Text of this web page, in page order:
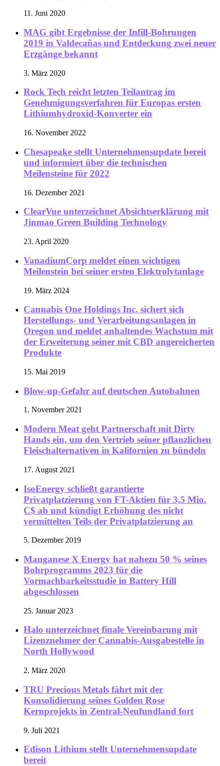
11. Juni 2020
MAG gibt Ergebnisse der Infill-Bohrungen
2019 in Valdecañas und Entdeckung zwei neuer
Erzgänge bekannt
3. März 2020
Rock Tech reicht letzten Teilantrag im
Genehmigungsverfahren für Europas ersten
Lithiumhydroxid-Konverter ein
16. November 2022
Chesapeake stellt Unternehmensupdate bereit
und informiert über die technischen
Meilensteine für 2022
16. Dezember 2021
ClearVue unterzeichnet Absichtserklärung mit
Jinmao Green Building Technology
23. April 2020
VanadiumCorp meldet einen wichtigen
Meilenstein bei seiner ersten Elektrolytanlage
19. März 2024
Cannabis One Holdings Inc. sichert sich
Herstellungs- und Verarbeitungsanlagen in
Oregon und meldet anhaltendes Wachstum mit
der Erweiterung seiner mit CBD angereicherten
Produkte
15. Mai 2019
Blow-up-Gefahr auf deutschen Autobahnen
1. November 2021
Modern Meat geht Partnerschaft mit Dirty
Hands ein, um den Vertrieb seiner pflanzlichen
Fleischalternativen in Kalifornien zu bündeln
17. August 2021
IsoEnergy schließt garantierte
Privatplatzierung von FT-Aktien für 3,5 Mio.
C$ ab und kündigt Erhöhung des nicht
vermittelten Teils der Privatplatzierung an
5. Dezember 2019
Manganese X Energy hat nahezu 50 % seines
Bohrprogramms 2023 für die
Vormachbarkeitsstudie in Battery Hill
abgeschlossen
25. Januar 2023
Halo unterzeichnet finale Vereinbarung mit
Lizenznehmer der Cannabis-Ausgabestelle in
North Hollywood
2. März 2020
TRU Precious Metals fährt mit der
Konsolidierung seines Golden Rose
Kernprojekts in Zentral-Neufundland fort
9. Juli 2021
Edison Lithium stellt Unternehmensupdate
bereit